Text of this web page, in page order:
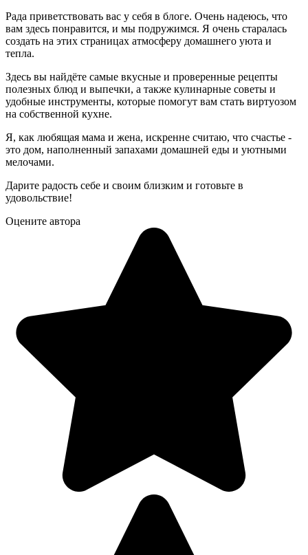
Рада приветствовать вас у себя в блоге. Очень надеюсь, что
вам здесь понравится, и мы подружимся. Я очень старалась
создать на этих страницах атмосферу домашнего уюта и
тепла.
Здесь вы найдёте самые вкусные и проверенные рецепты
полезных блюд и выпечки, а также кулинарные советы и
удобные инструменты, которые помогут вам стать виртуозом
на собственной кухне.
Я, как любящая мама и жена, искренне считаю, что счастье -
это дом, наполненный запахами домашней еды и уютными
мелочами.
Дарите радость себе и своим близким и готовьте в
удовольствие!
Оцените автора